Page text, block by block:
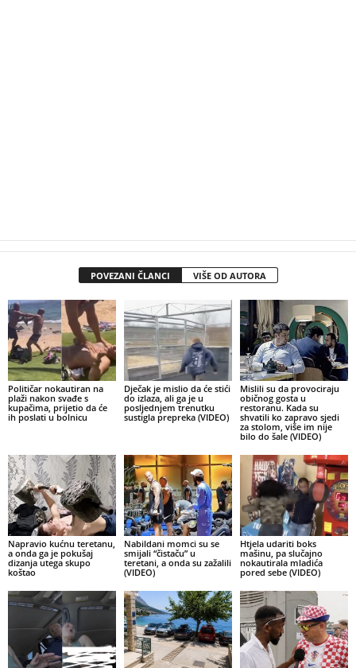
POVEZANI ČLANCI VIŠE OD AUTORA
Političar nokautiran na
plaži nakon svađe s
kupačima, prijetio da će
ih poslati u bolnicu
Dječak je mislio da će stići
do izlaza, ali ga je u
posljednjem trenutku
sustigla prepreka (VIDEO)
Mislili su da provociraju
običnog gosta u
restoranu. Kada su
shvatili ko zapravo sjedi
za stolom, više im nije
bilo do šale (VIDEO)
Napravio kućnu teretanu,
a onda ga je pokušaj
dizanja utega skupo
koštao
Nabildani momci su se
smijali “čistaču” u
teretani, a onda su zažalili
(VIDEO)
Htjela udariti boks
mašinu, pa slučajno
nokautirala mladića
pored sebe (VIDEO)